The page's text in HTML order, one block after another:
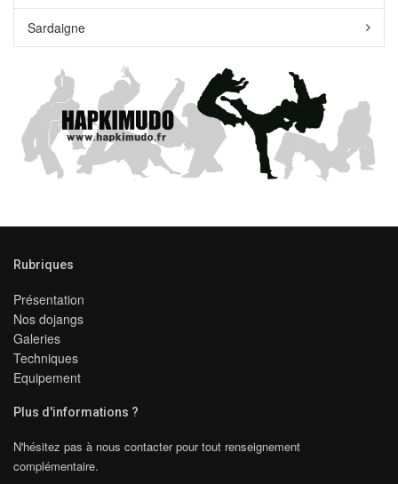
Sardaigne
Rubriques
Présentation
Nos dojangs
Galeries
Techniques
Equipement
Plus d'informations ?
N'hésitez pas à nous contacter pour tout renseignement
complémentaire.